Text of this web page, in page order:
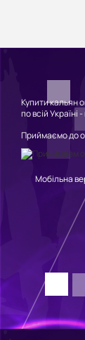
Купити кальян
по всій Україні
Приймаємо до
Мобільна